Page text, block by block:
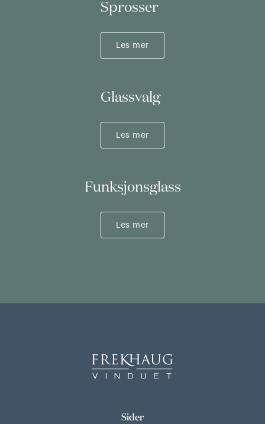
Sprosser
Les mer
Glassvalg
Les mer
Funksjonsglass
Les mer
Sider